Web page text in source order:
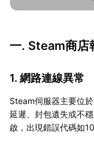
一. Steam商店
1. 網路連線異常
Steam伺服器主要位
延遲、封包遺失或不
啟，出現錯誤代碼如